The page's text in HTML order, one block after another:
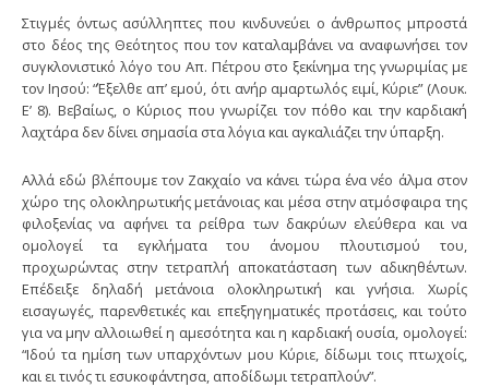
Στιγμές όντως ασύλληπτες που κινδυνεύει ο άνθρωπος μπροστά
στο δέος της Θεότητος που τον καταλαμβάνει να αναφωνήσει τον
συγκλονιστικό λόγο του Απ. Πέτρου στο ξεκίνημα της γνωριμίας με
τον Ιησού: “Έξελθε απ’ εμού, ότι ανήρ αμαρτωλός ειμί, Κύριε” (Λουκ.
Ε’ 8). Βεβαίως, ο Κύριος που γνωρίζει τον πόθο και την καρδιακή
λαχτάρα δεν δίνει σημασία στα λόγια και αγκαλιάζει την ύπαρξη.
Αλλά εδώ βλέπουμε τον Ζακχαίο να κάνει τώρα ένα νέο άλμα στον
χώρο της ολοκληρωτικής μετάνοιας και μέσα στην ατμόσφαιρα της
φιλοξενίας να αφήνει τα ρείθρα των δακρύων ελεύθερα και να
ομολογεί τα εγκλήματα του άνομου πλουτισμού του,
προχωρώντας στην τετραπλή αποκατάσταση των αδικηθέντων.
Επέδειξε δηλαδή μετάνοια ολοκληρωτική και γνήσια. Χωρίς
εισαγωγές, παρενθετικές και επεξηγηματικές προτάσεις, και τούτο
για να μην αλλοιωθεί η αμεσότητα και η καρδιακή ουσία, ομολογεί:
“Ιδού τα ημίση των υπαρχόντων μου Κύριε, δίδωμι τοις πτωχοίς,
και ει τινός τι εσυκοφάντησα, αποδίδωμι τετραπλούν”.